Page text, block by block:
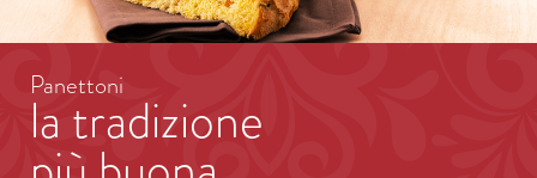
Panettoni
la tradizione